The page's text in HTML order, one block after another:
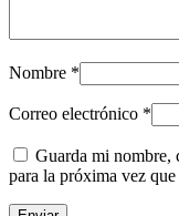
Nombre *
Correo electrónico *
Guarda mi nombre,
para la próxima vez que